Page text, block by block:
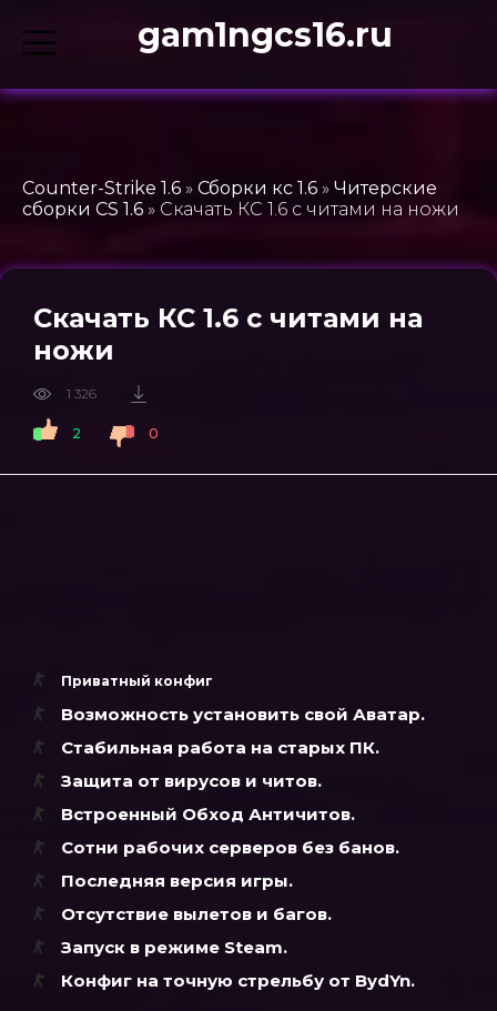
gam1ngcs16.ru
Counter-Strike 1.6 » Сборки кс 1.6 » Читерские
сборки CS 1.6 » Скачать КС 1.6 с читами на ножи
Скачать КС 1.6 с читами на
ножи
1 326
2 0
Приватный конфиг
Возможность установить свой Аватар.
Стабильная работа на старых ПК.
Защита от вирусов и читов.
Встроенный Обход Античитов.
Сотни рабочих серверов без банов.
Последняя версия игры.
Отсутствие вылетов и багов.
Запуск в режиме Steam.
Конфиг на точную стрельбу от BydYn.